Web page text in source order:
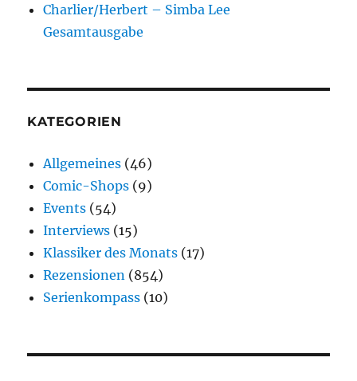
Charlier/Herbert – Simba Lee
Gesamtausgabe
KATEGORIEN
Allgemeines (46)
Comic-Shops (9)
Events (54)
Interviews (15)
Klassiker des Monats (17)
Rezensionen (854)
Serienkompass (10)